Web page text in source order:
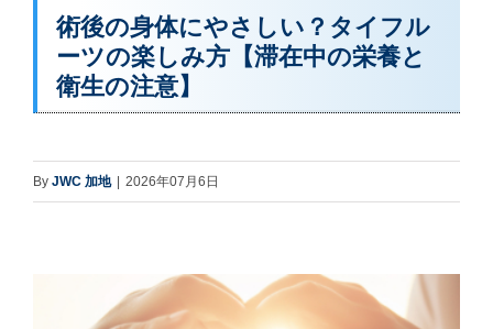
術後の身体にやさしい？タイフル
ーツの楽しみ方【滞在中の栄養と
衛生の注意】
By JWC 加地 | 2026年07月6日